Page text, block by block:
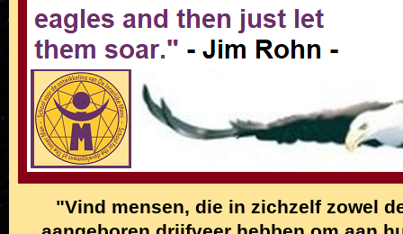
"Vind mensen, die in zichzelf zowel